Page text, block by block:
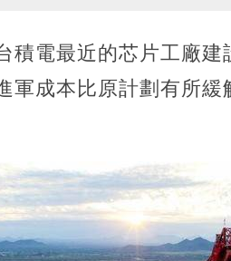
積電最近的芯片工廠
軍成本比原計劃有所